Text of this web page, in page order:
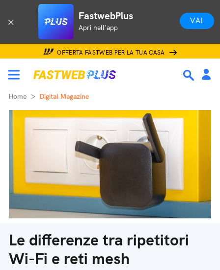
FastwebPlus
Apri nell'app
VAI
OFFERTA FASTWEB PER LA TUA CASA
Home Digital Magazine
Le differenze tra ripetitori
Wi-Fi e reti mesh